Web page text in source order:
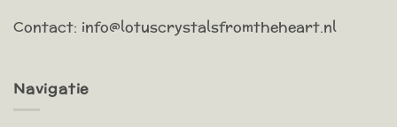
Contact: info@lotuscrystalsfromtheheart.nl
Navigatie